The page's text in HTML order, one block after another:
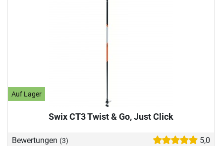
Auf Lager
Swix CT3 Twist & Go, Just Click
Bewertungen (3) 5,0